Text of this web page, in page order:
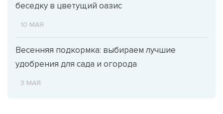
беседку в цветущий оазис
10 МАЯ
Весенняя подкормка: выбираем лучшие
удобрения для сада и огорода
3 МАЯ